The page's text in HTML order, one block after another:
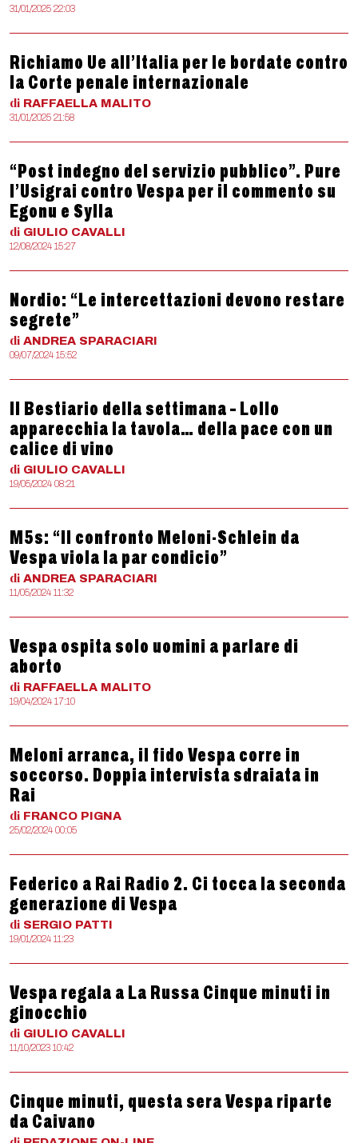
31/01/2025 22:03
Richiamo Ue all’Italia per le bordate contro
la Corte penale internazionale
di RAFFAELLA MALITO
31/01/2025 21:58
“Post indegno del servizio pubblico”. Pure
l’Usigrai contro Vespa per il commento su
Egonu e Sylla
di GIULIO CAVALLI
12/08/2024 15:27
Nordio: “Le intercettazioni devono restare
segrete”
di ANDREA SPARACIARI
09/07/2024 15:52
Il Bestiario della settimana – Lollo
apparecchia la tavola… della pace con un
calice di vino
di GIULIO CAVALLI
19/05/2024 08:21
M5s: “Il confronto Meloni-Schlein da
Vespa viola la par condicio”
di ANDREA SPARACIARI
11/05/2024 11:32
Vespa ospita solo uomini a parlare di
aborto
di RAFFAELLA MALITO
19/04/2024 17:10
Meloni arranca, il fido Vespa corre in
soccorso. Doppia intervista sdraiata in
Rai
di FRANCO PIGNA
25/02/2024 00:05
Federico a Rai Radio 2. Ci tocca la seconda
generazione di Vespa
di SERGIO PATTI
19/01/2024 11:23
Vespa regala a La Russa Cinque minuti in
ginocchio
di GIULIO CAVALLI
11/10/2023 10:42
Cinque minuti, questa sera Vespa riparte
da Caivano